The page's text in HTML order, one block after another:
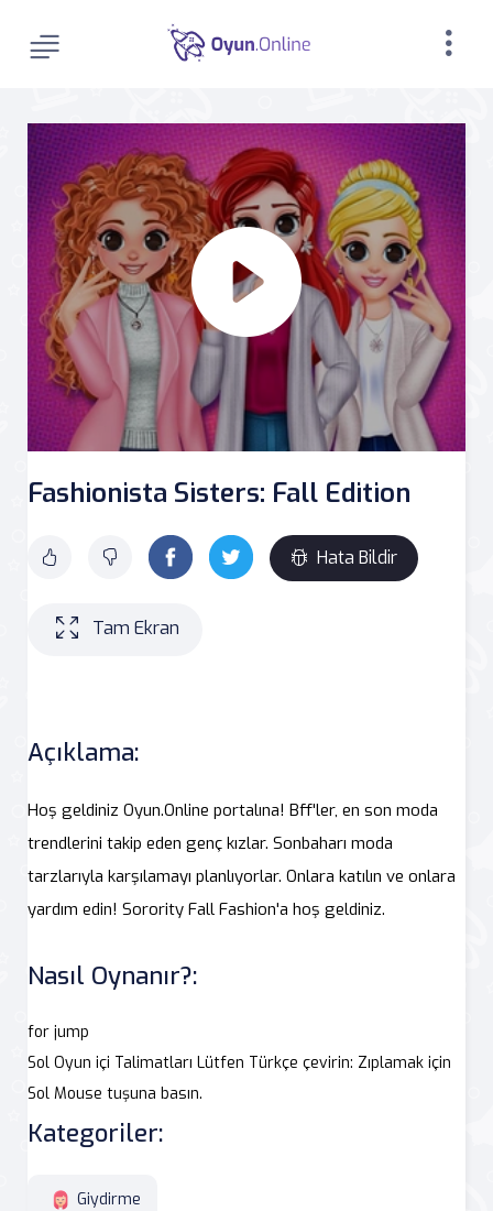
Fashionista Sisters: Fall Edition
Hata Bildir
Tam Ekran
Açıklama:
Hoş geldiniz Oyun.Online portalına! Bff'ler, en son moda
trendlerini takip eden genç kızlar. Sonbaharı moda
tarzlarıyla karşılamayı planlıyorlar. Onlara katılın ve onlara
yardım edin! Sorority Fall Fashion'a hoş geldiniz.
Nasıl Oynanır?:
for jump
Sol Oyun içi Talimatları Lütfen Türkçe çevirin: Zıplamak için
Sol Mouse tuşuna basın.
Kategoriler:
Giydirme